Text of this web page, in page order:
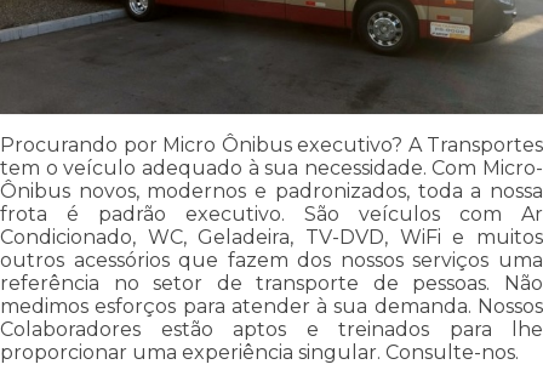
Procurando por Micro Ônibus executivo? A Transportes
tem o veículo adequado à sua necessidade. Com Micro-
Ônibus novos, modernos e padronizados, toda a nossa
frota é padrão executivo. São veículos com Ar
Condicionado, WC, Geladeira, TV-DVD, WiFi e muitos
outros acessórios que fazem dos nossos serviços uma
referência no setor de transporte de pessoas. Não
medimos esforços para atender à sua demanda. Nossos
Colaboradores estão aptos e treinados para lhe
proporcionar uma experiência singular. Consulte-nos.